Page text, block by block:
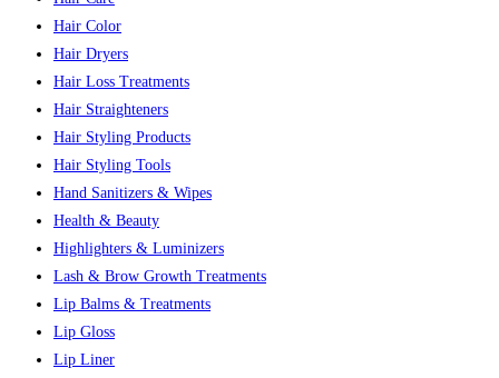
Hair Color
Hair Dryers
Hair Loss Treatments
Hair Straighteners
Hair Styling Products
Hair Styling Tools
Hand Sanitizers & Wipes
Health & Beauty
Highlighters & Luminizers
Lash & Brow Growth Treatments
Lip Balms & Treatments
Lip Gloss
Lip Liner